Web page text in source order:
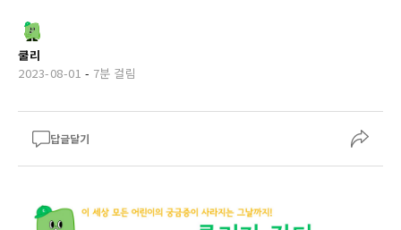
쿨리
2023-08-01 - 7분 걸림
답글달기